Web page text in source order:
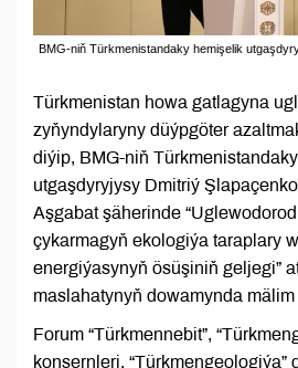
BMG-niň Türkmenistandaky hemişelik
Türkmenistan howa gatlagyna
zyňyndylaryny düýpgöter
diýip, BMG-niň
utgaşdyryjysy Dmitriý
Aşgabat şäherinde
çykarmagyň ekologiýa taraplary
energiýasynyň ösüşiniň geljegi”
maslahatynyň dowamynda mälim
Forum “Türkmennebit”,
konsernleri, “Türkmengeologiýa”